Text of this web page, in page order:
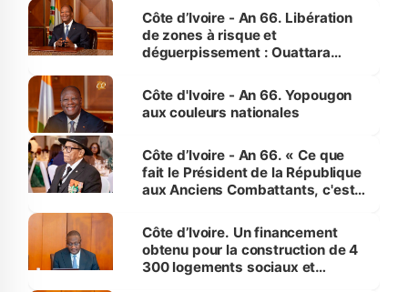
milieu des sinistrés
Côte d’Ivoire - An 66. Libération
de zones à risque et
déguerpissement : Ouattara
l'Etat de droit pour préserver les
vies humaines »
Côte d'Ivoire - An 66. Yopougon
aux couleurs nationales
Côte d’Ivoire - An 66. « Ce que
fait le Président de la République
aux Anciens Combattants, c'est
Côte d’Ivoire. Un financement
obtenu pour la construction de 4
300 logements sociaux et